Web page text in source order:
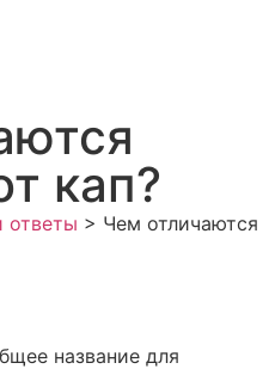
кап?
ответы > Чем отличаются
название для